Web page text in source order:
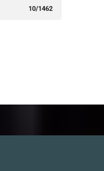
10/1462